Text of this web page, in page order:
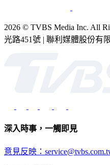
2026 © TVBS Media Inc. All
光路451號 | 聯利媒體股份有
深入時事，一觸即見
意見反映：